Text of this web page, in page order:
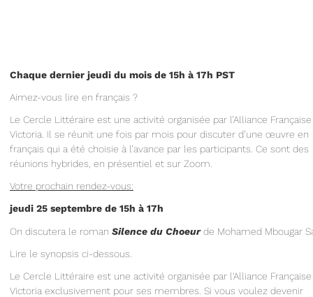
Chaque dernier jeudi du mois de 15h à 17h PST
Aimez-vous lire en français ?
Le Cercle Littéraire est une activité organisée par l’Alliance
Victoria. Il se réunit une fois par mois pour discuter d’une œuvre en
français qui a été choisie à l’avance par les participants. Ce sont des
réunions hybrides, en présentiel et sur Zoom.
Votre prochain rendez-vous:
jeudi 25 septembre de 15h à 17h
On discutera le roman Silence du Choeurde Mohamed Mbougar
Lire le synopsis ci-dessous.
Le Cercle Littéraire est une activité organisée par l'Alliance
Victoria exclusivement pour ses membres. Si vous voulez devenir